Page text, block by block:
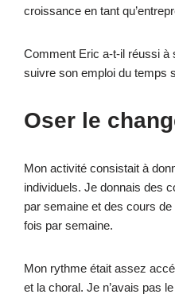
croissance en tant
Comment Eric a-t-il réussi à
suivre son emploi du temps
Oser le
Mon activité consistait à
individuels. Je donnais des
par semaine et des cours
fois par semaine.
Mon rythme était assez
et la choral. Je n’avais pas